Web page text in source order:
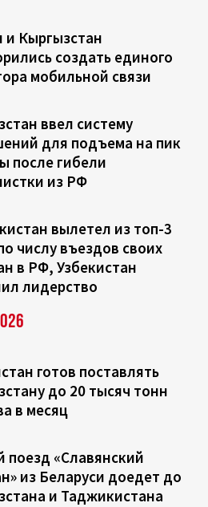
и Кыргызстан
создать единого
мобильной связи
ввел систему
для подъема на пик
после гибели
из РФ
вылетел из топ-3
числу въездов своих
в РФ, Узбекистан
лидерство
готов поставлять
до 20 тысяч тонн
в месяц
поезд «Славянский
из Беларуси доедет до
и Таджикистана